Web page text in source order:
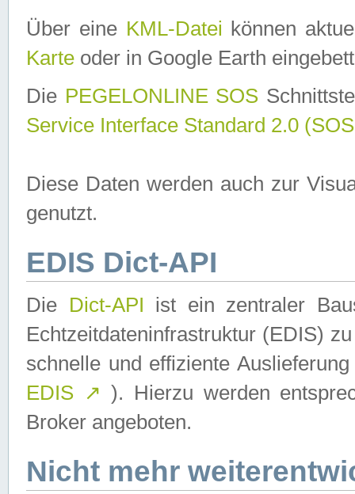
Über eine KML-Datei können
Karte oder in Google Earth
Die PEGELONLINE SOS
Service Interface Standard 2.0
Diese Daten werden auch zur
genutzt.
EDIS Dict-API
Die Dict-API ist ein zentraler
Echtzeitdateninfrastruktur (EDIS)
schnelle und effiziente
EDIS ↗ ). Hierzu werden
Broker angeboten.
Nicht mehr